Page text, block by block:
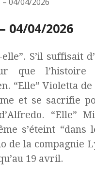
04/04/2026
S’il suffisait
que l’histoire
“Elle” Violetta de
et se sacrifie
“Elle”
s’éteint “dans
de la compagnie
19 avril.